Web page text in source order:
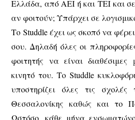
Ελλάδα, από ΑΕΙ ή και ΤΕΙ και
αν φοιτούν; Υπάρχει σε
Το Studdle έχει ως σκοπό να
σου. Δηλαδή όλες οι
φοιτητής να είναι
κινητό του. Το Studdle
υποστηρίζει όλες τις
Θεσσαλονίκης καθώς και το
Ωστόσο, κάθε μήνα